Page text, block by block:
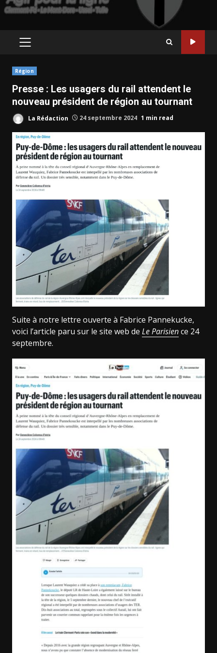
PRIMARY
Région
Presse : Les usagers du rail attendent le
nouveau président de région au tournant
La Rédaction 24 septembre 2024 1 min read
Suite à notre lettre ouverte à Fabrice Pannekucke,
voici l’article paru sur le site web de Le Parisience 24
septembre.